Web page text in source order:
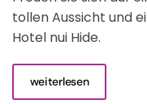
tollen Aussicht und
Hotel nui Hide.
weiterlesen